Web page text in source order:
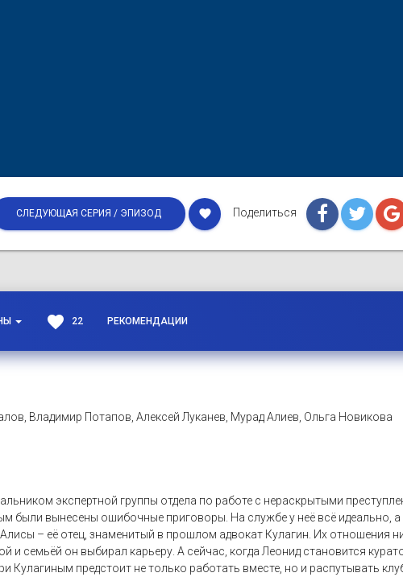
СЛЕДУЮЩАЯ СЕРИЯ / ЭПИЗОД favorite Поделиться
favorite 22 РЕКОМЕНДАЦИИ
Владимир Потапов, Алексей Луканев, Мурад Алиев, Ольга Новикова
экспертной группы отдела по работе с нераскрытыми
были вынесены ошибочные приговоры. На службе у неё всё идеально,
– её отец, знаменитый в прошлом адвокат Кулагин. Их отношения
и семьёй он выбирал карьеру. А сейчас, когда Леонид становится
Кулагиным предстоит не только работать вместе, но и распутывать